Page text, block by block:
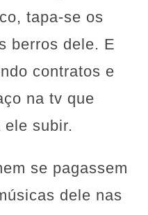
tapa-se os
berros dele. E
contratos e
na tv que
subir.
se pagassem
dele nas